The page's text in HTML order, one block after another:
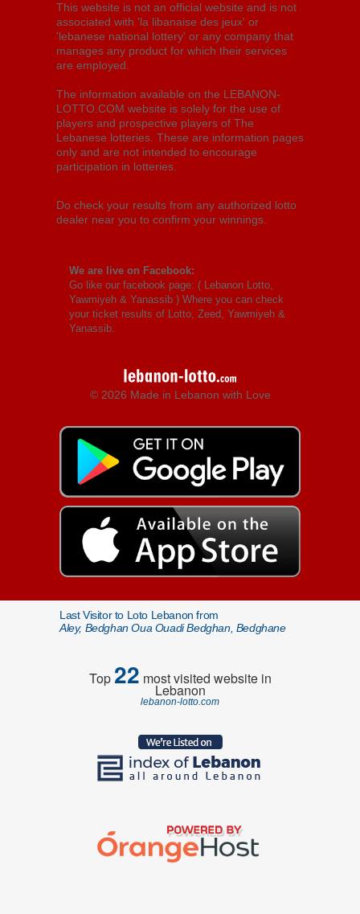
This website is not an official website and is not
associated with 'la libanaise des jeux' or
'lebanese national lottery' or any company that
manages any product for which their services
are employed.
The information available on the LEBANON-
LOTTO.COM website is solely for the use of
players and prospective players of The
Lebanese lotteries. These are information pages
only and are not intended to encourage
participation in lotteries.
Do check your results from any authorized lotto
dealer near you to confirm your winnings.
We are live on Facebook:
Go like our facebook page: ( Lebanon Lotto,
Yawmiyeh & Yanassib ) Where you can check
your ticket results of Lotto, Zeed, Yawmiyeh &
Yanassib.
© 2026 Made in Lebanon with Love
Last Visitor to Loto Lebanon from
Aley, Bedghan Oua Ouadi Bedghan, Bedghane
Top22 most visited website in
Lebanon
lebanon-lotto.com